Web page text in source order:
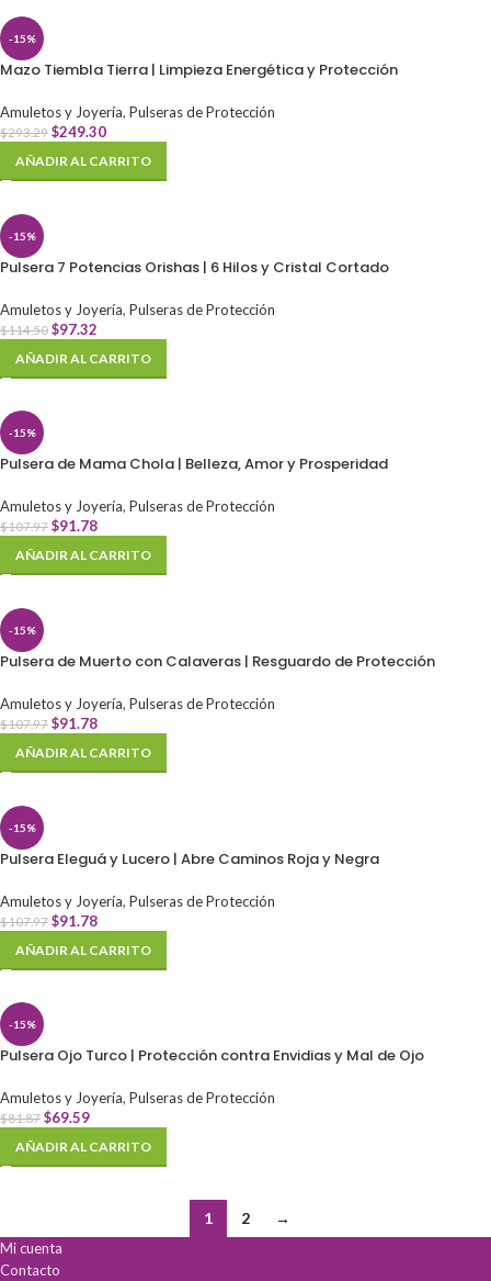
-15%
Mazo Tiembla Tierra | Limpieza Energética y Protección
Amuletos y Joyería, Pulseras de Protección
$293.29 $249.30
AÑADIR AL CARRITO
-15%
Pulsera 7 Potencias Orishas | 6 Hilos y Cristal Cortado
Amuletos y Joyería, Pulseras de Protección
$114.50 $97.32
AÑADIR AL CARRITO
-15%
Pulsera de Mama Chola | Belleza, Amor y Prosperidad
Amuletos y Joyería, Pulseras de Protección
$107.97 $91.78
AÑADIR AL CARRITO
-15%
Pulsera de Muerto con Calaveras | Resguardo de Protección
Amuletos y Joyería, Pulseras de Protección
$107.97 $91.78
AÑADIR AL CARRITO
-15%
Pulsera Eleguá y Lucero | Abre Caminos Roja y Negra
Amuletos y Joyería, Pulseras de Protección
$107.97 $91.78
AÑADIR AL CARRITO
-15%
Pulsera Ojo Turco | Protección contra Envidias y Mal de Ojo
Amuletos y Joyería, Pulseras de Protección
$81.87 $69.59
AÑADIR AL CARRITO
1 2 →
Mi cuenta
Contacto